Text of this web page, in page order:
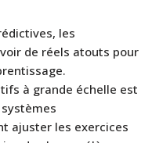
les
de réels atouts pour
à grande échelle est
systèmes
ajuster les exercices